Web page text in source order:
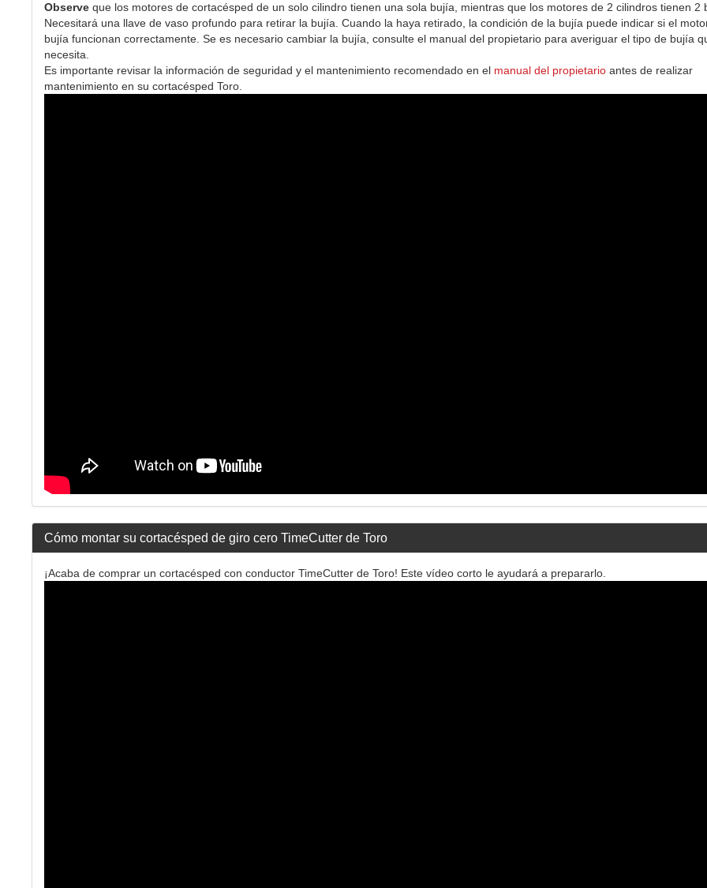
Observeque los motores de cortacésped de un solo cilindro tienen una sola bujía, mientras que los motores de 2 cilindros tienen 2
Necesitará una llave de vaso profundo para retirar la bujía. Cuando la haya retirado, la condición de la bujía puede indicar si el
bujía funcionan correctamente. Se es necesario cambiar la bujía, consulte el manual del propietario para averiguar el tipo de bujía
necesita.
Es importante revisar la información de seguridad y el mantenimiento recomendado en el manual del propietarioantes de realizar
mantenimiento en su cortacésped Toro.
Cómo montar su cortacésped de giro cero TimeCutter de Toro
¡Acaba de comprar un cortacésped con conductor TimeCutter de Toro! Este vídeo corto le ayudará a prepararlo.